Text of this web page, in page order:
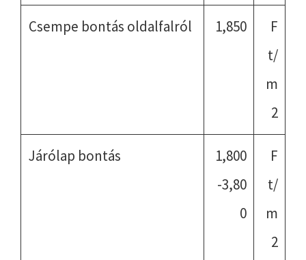
Csempe bontás oldalfalról 1,850
F
t/
m
2
Járólap bontás
1,800
-3,80
0
F
t/
m
2